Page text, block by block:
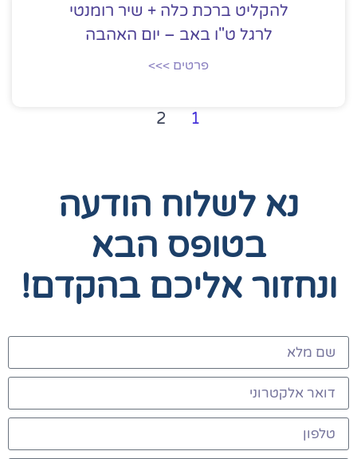
להקליט ברכת כלה + שיר רומנטי
לרגל ט"ו באב – יום האהבה
פרטים >>>
1
2
נא לשלוח הודעה
בטופס הבא
ונחזור אליכם בהקדם!